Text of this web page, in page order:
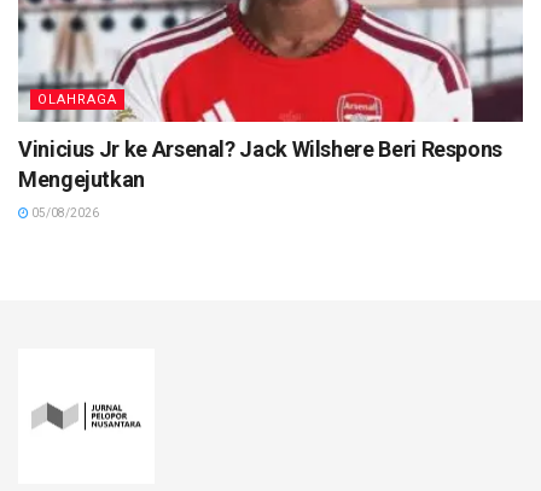
OLAHRAGA
Vinicius Jr ke Arsenal? Jack Wilshere Beri Respons
Mengejutkan
05/08/2026